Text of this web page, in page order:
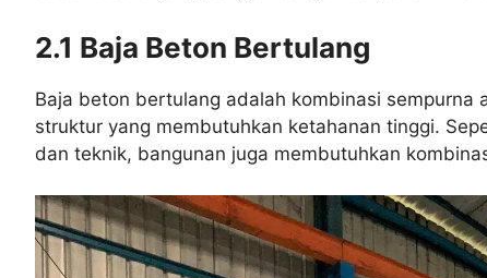
2.1 Baja Beton Bertulang
Baja beton bertulang adalah kombinasi
struktur yang membutuhkan ketahanan tinggi.
dan teknik, bangunan juga membutuhkan